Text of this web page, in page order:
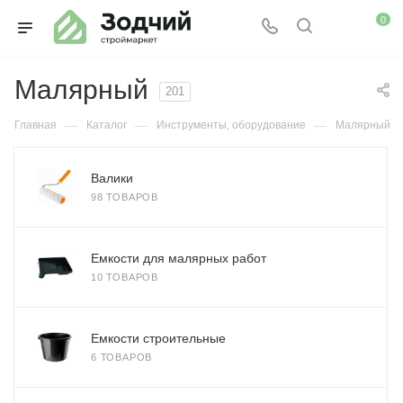
0
Малярный 201
Главная — Каталог — Инструменты, оборудование — Малярный
Валики
98 ТОВАРОВ
Емкости для малярных работ
10 ТОВАРОВ
Емкости строительные
6 ТОВАРОВ